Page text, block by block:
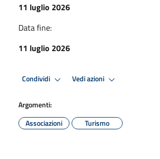
11 luglio 2026
Data fine:
11 luglio 2026
Condividi Vedi azioni
Argomenti:
Associazioni
Turismo